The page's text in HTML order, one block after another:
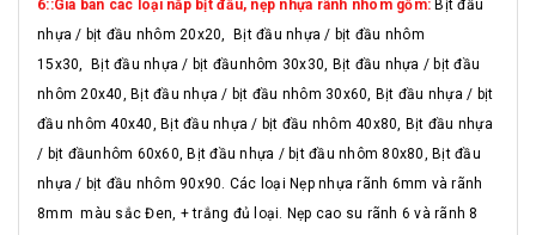
6::Giá bán các loại nắp bịt đầu, nẹp nhựa rãnh nhôm gồm:Bịt đầu
nhựa / bịt đầu nhôm 20x20, Bịt đầu nhựa / bịt đầu nhôm
15x30, Bịt đầu nhựa / bịt đầunhôm 30x30, Bịt đầu nhựa / bịt đầu
nhôm 20x40, Bịt đầu nhựa / bịt đầu nhôm 30x60, Bịt đầu nhựa / bịt
đầu nhôm 40x40, Bịt đầu nhựa / bịt đầu nhôm 40x80, Bịt đầu nhựa
/ bịt đầunhôm 60x60, Bịt đầu nhựa / bịt đầu nhôm 80x80, Bịt đầu
nhựa / bịt đầu nhôm 90x90. Các loại Nẹp nhựa rãnh 6mm và rãnh
8mm màu sắc Đen, + trắng đủ loại. Nẹp cao su rãnh 6 và rãnh 8